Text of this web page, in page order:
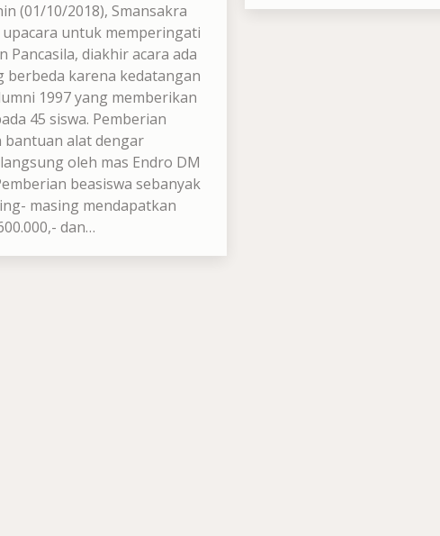
(01/10/2018), Smansakra
untuk memperingati
Pancasila, diakhir acara ada
berbeda karena kedatangan
1997 yang memberikan
45 siswa. Pemberian
bantuan alat dengar
oleh mas Endro DM
beasiswa sebanyak
masing mendapatkan
dan…